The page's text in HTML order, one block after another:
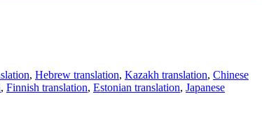
, Hebrew translation, Kazakh translation, Chinese
, Finnish translation, Estonian translation, Japanese